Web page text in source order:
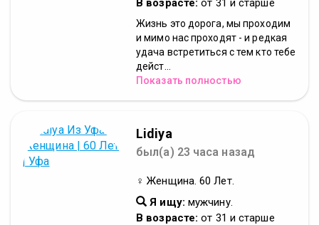
В возрасте: от 31 и старше
Жизнь это дорога, мы проходим
и мимо нас проходят - и редкая
удача встретиться с тем кто тебе
дейст...
Показать полностью
Lidiya
был(а) 23 часа назад
♀ Женщина. 60 Лет.
Я ищу: мужчину.
В возрасте: от 31 и старше